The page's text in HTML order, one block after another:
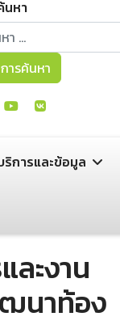
นหา
า
ารค้นหา
ริการและข้อมูล
ะงาน
นาท้อง